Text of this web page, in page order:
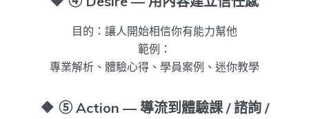
目的：讓人開始相信你有能力幫他
範例：
專業解析、體驗心得、學員案例、迷你教學
🔶 ⑤ Action — 導流到體驗課 / 諮詢 /